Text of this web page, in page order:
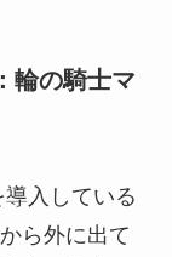
輪の騎士マ
入している
ら外に出て